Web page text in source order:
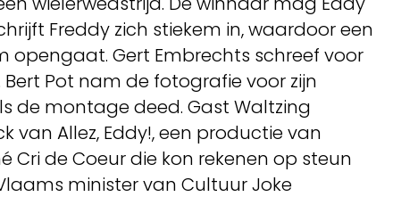
Freddy zich stiekem in, waardoor een
opengaat. Gert Embrechts schreef voor
Pot nam de fotografie voor zijn
de montage deed. Gast Waltzing
Allez, Eddy!, een productie van
Cri de Coeur die kon rekenen op steun
minister van Cultuur Joke